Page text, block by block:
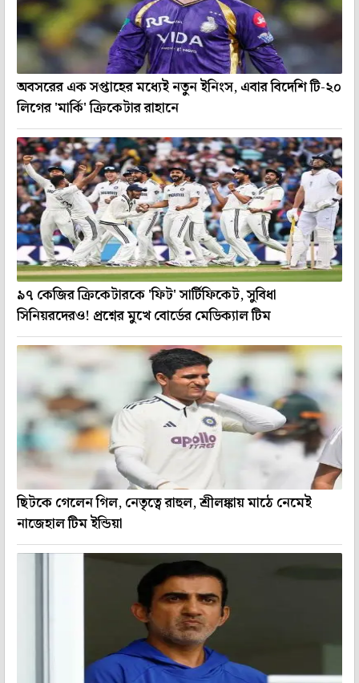
অবসরের এক সপ্তাহের মধ্যেই নতুন ইনিংস, এবার বিদেশি টি-২০
লিগের 'মার্কি' ক্রিকেটার রাহানে
৯৭ কেজির ক্রিকেটারকে 'ফিট' সার্টিফিকেট, সুবিধা
সিনিয়রদেরও! প্রশ্নের মুখে বোর্ডের মেডিক্যাল টিম
ছিটকে গেলেন গিল, নেতৃত্বে রাহুল, শ্রীলঙ্কায় মাঠে নেমেই
নাজেহাল টিম ইন্ডিয়া